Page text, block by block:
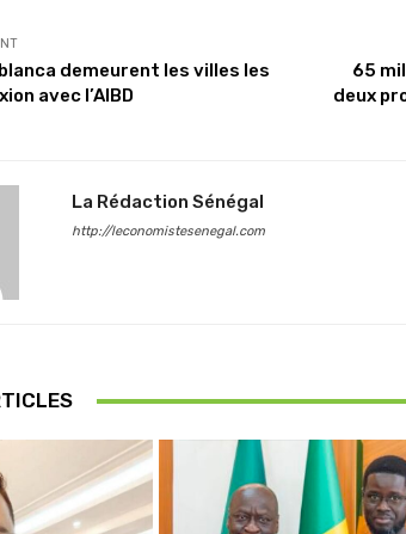
demeurent les villes les
avec l’AIBD
65
deux
La Rédaction Sénégal
http://leconomistesenegal.com